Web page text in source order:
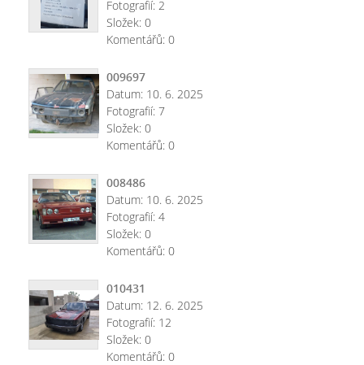
Fotografií: 2
Složek: 0
Komentářů: 0
009697
Datum: 10. 6. 2025
Fotografií: 7
Složek: 0
Komentářů: 0
008486
Datum: 10. 6. 2025
Fotografií: 4
Složek: 0
Komentářů: 0
010431
Datum: 12. 6. 2025
Fotografií: 12
Složek: 0
Komentářů: 0